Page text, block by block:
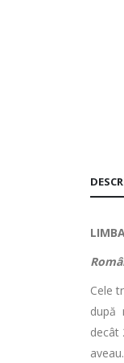
Cele
după
decât